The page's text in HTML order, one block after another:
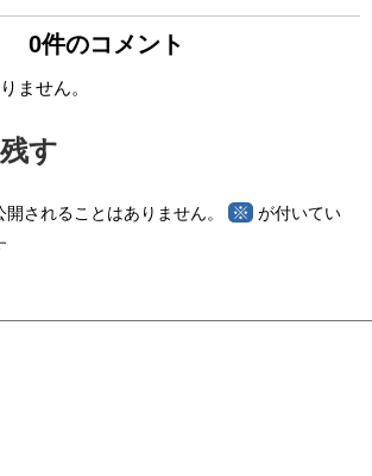
0件のコメント
ません。
す
されることはありません。 ※ が付いてい